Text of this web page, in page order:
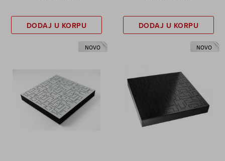
DODAJ U KORPU DODAJ U KORPU
NOVO NOVO